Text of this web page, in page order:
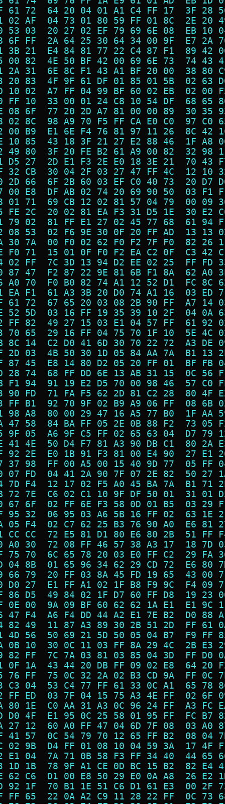
61 72  64 20 04 01 A1 C4 FF 17  3F
02 AF  04 73 01 80 59 FF 01 8C  2E
53 03  20 27 02 EF 79 69 6E 08  EB
6F FF  2A 64 25 30 64 34 00 9F  E7
3B 21  E4 84 81 77 22 C4 87 F1  89
00 82  4E 50 BF 42 00 69 6E 73  74
2A 31  6E 8C F1 43 A1 BF 20 00  38
20 83  4F 9F 61 DF 01 85 01 5B  02
10 02  A7 FF 04 99 BF 60 02 EB  02
FF 10  33 00 01 24 C8 10 54 DF  68
08 6F  77 20 2D A7 81 00 00 89  30
02 8C  98 A9 70 F5 FF CA E0 C0  97
00 B9  E1 6E F4 76 81 97 11 26  8C
10 85  43 18 3F 21 27 E2 88 46  1F
49 80  3F 20 FE B2 61 A9 00 82  32
D5 27  2D E1 F3 2E E0 18 3E 21  70
32 CB  30 04 2F 03 27 47 FF 4C  12
2D 66  6F 2B 60 03 EF C0 40 73  20
00 E8  DF AB 02 74 20 69 90 50  03
01 71  69 CB 12 02 81 57 04 79  00
FE 2C  20 02 81 EA F3 31 D5 1E  30
79 02  81 FF E1 27 02 45 77 68  61
08 53  02 F6 9E 30 0F 20 FF AD  13
30 7A  00 F0 02 62 F0 F2 7F F0  82
F0 71  15 01 0F F0 F2 EA C2 0F  C3
02 FF  7C 3D 13 94 D2 EE 02 25  FF
87 47  F2 87 22 9E 81 6B F1 8A  62
A0 70  F0 B0 82 74 A1 12 52 D1  FC
EA F1  61 A3 3B 20 D0 74 A1 16  03
61 72  67 65 20 03 08 2B 90 FF  A7
52 5D  03 16 FF 19 35 39 10 2F  04
FF 82  49 27 15 03 E1 04 57 FF  61
70 65  29 16 FF 04 75 70 1F 10  5E
8C 14  C2 D0 41 6D 30 70 22 72  A3
2D 03  4B 50 30 1D 05 84 AA 7A  B1
87 45  E8 14 80 D2 05 20 FF 01  BF
28 74  68 FF DD 6E 13 AB 31 15  0C
F1 94  91 19 E2 D5 70 00 98 46  57
90 FD  71 FA F5 62 2D 81 C2 28  80
FF B1  92 70 9F 02 B9 A9 06 FF  08
98 A8  80 00 29 47 16 A5 77 B0  1F
47 58  84 BA FF 05 2E 0B 88 F2  73
9F 05  A6 9F C5 FF 02 65 63 04  D7
41 4E  50 D4 F7 81 A3 90 DB C1  80
92 2E  E0 1B 91 F3 81 00 E4 90  27
37 98  FF 00 A5 00 15 40 9D 77  05
07 FD  04 41 2A 90 7F 07 2E 82  50
7D F4  12 17 02 F5 A0 45 BA 7A  B1
72 7E  C6 02 C1 10 9F DF 50 01  31
67 6F  02 FF 6E F3 58 0D 01 B5  03
95 32  06 95 03 A6 5B 16 FF 02  63
05 F4  02 C7 62 25 B3 76 90 A0  E6
CC CC  72 E5 81 D1 80 E6 80 2B  51
A0 30  72 08 FF 46 57 38 A3 17  18
75 70  6C 65 78 20 03 E0 FF C2  29
04 8B  01 65 96 34 62 29 CD 72  E6
66 79  20 FF 03 8A 45 FD 19 65  43
D0 27  E1 FF A1 02 1F B8 F9 9C  F4
86 D5  49 84 02 1F D7 60 FF D8  19
0E 00  9A 09 BF 60 62 62 1A E1  E1
47 F4  A6 F4 DD 44 A2 E1 7E B2  D0
82 49  11 87 A3 89 30 2B 51 2D  FF
4D 56  50 69 21 5D 50 05 04 B7  F9
0B 10  30 0C 11 03 FF 8A 29 4C  2B
82 FF  7C 7A 03 81 03 85 04 3D  FF
0F 1A  43 44 20 DB FF 09 02 E8  64
76 FF  75 0C 32 2A 02 B3 CD 9A  FF
C3 04  53 C4 77 FF 61 33 0C A1  65
FF ED  03 7F 04 15 75 A3 4E FF  02
80 1E  C0 AA 31 A3 0C 96 24 FF  A3
D0 4F  E1 95 0C 25 58 01 95 FF  FC
27 12  60 A0 FF 47 04 6D 7F 08  03
41 57  0C 54 79 70 12 65 FF B2  08
02 9B  D4 FF 01 08 10 04 59 3A  17
E1 04  7A 71 0B 58 F3 FF 34 40  44
1D 1B  78 9F A1 CE 0D BC 15 B2  82
62 C6  D1 00 E8 50 29 E0 0A A8  26
92 1F  70 B1 1E 51 C6 D1 61 E3  00
FF 65  22 0A A2 C9 11 28 22 FF  0C